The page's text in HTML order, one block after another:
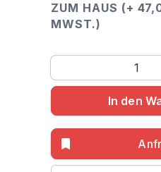
ZUM HAUS (+
MWST.)
Produkt Anzahl:
In den